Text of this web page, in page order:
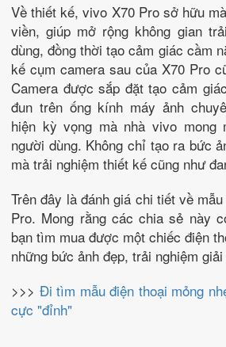
Về thiết kế, vivo X70 Pro sở hữu
viền, giúp mở rộng không gian
dùng, đồng thời tạo cảm giác cầm
kế cụm camera sau của X70 Pro
Camera được sắp đặt tạo cảm
đun trên ống kính máy ảnh
hiện kỳ vọng mà nhà vivo mong
người dùng. Không chỉ tạo ra bức
mà trải nghiệm thiết kế cũng như
Trên đây là đánh giá chi tiết về
Pro. Mong rằng các chia sẻ này
bạn tìm mua được một chiếc điện
những bức ảnh đẹp, trải nghiệm
>>> Đi tìm mẫu điện thoại mỏng
cực "đỉnh"